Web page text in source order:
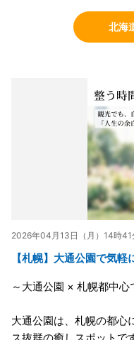
北海
2026年04月13日（月）14時41
【札幌】大通公園で気
～大通公園 × 札幌都中心
大通公園は、札幌の都心